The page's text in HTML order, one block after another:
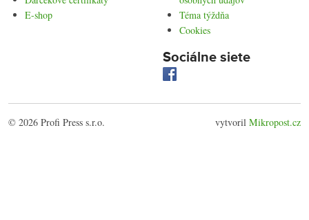
E-shop
Téma týždňa
Cookies
Sociálne siete
© 2026 Profi Press s.r.o. vytvoril Mikropost.cz